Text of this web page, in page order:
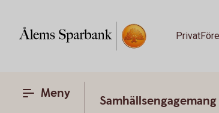
Privat
Meny Samhällsengagemang